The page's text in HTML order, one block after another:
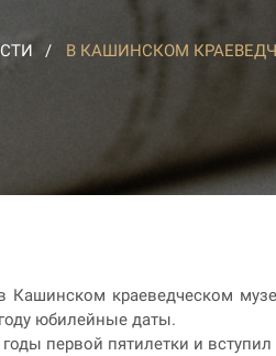
В КАШИНСКОМ
Кашинском краеведческом
юбилейные даты.
первой пятилетки и